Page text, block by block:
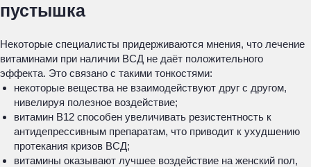
пустышка
Некоторые специалисты придерживаются мнения, что лечение
витаминами при наличии ВСД не даёт положительного
эффекта. Это связано с такими тонкостями:
некоторые вещества не взаимодействуют друг с другом,
нивелируя полезное воздействие;
витамин В12 способен увеличивать резистентность к
антидепрессивным препаратам, что приводит к ухудшению
протекания кризов ВСД;
витамины оказывают лучшее воздействие на женский пол,